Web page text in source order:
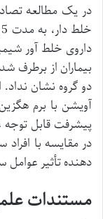
داروی خلط آور
بیماران از برطرف
دو گروه نشان
آویشن با برم
پیشرفت قابل توجه
در مقایسه با
دهنده تأثیر
مستندات